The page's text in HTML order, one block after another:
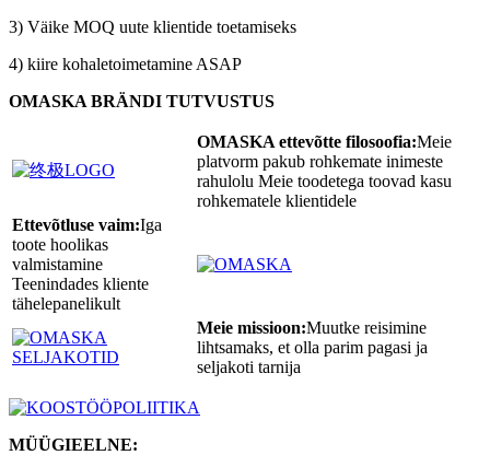
3) Väike MOQ uute klientide toetamiseks
4) kiire kohaletoimetamine ASAP
OMASKA BRÄNDI TUTVUSTUS
OMASKA ettevõtte filosoofia:Meie
platvorm pakub rohkemate inimeste
rahulolu Meie toodetega toovad kasu
rohkematele klientidele
Ettevõtluse vaim:Iga
toote hoolikas
valmistamine
Teenindades kliente
tähelepanelikult
Meie missioon:Muutke reisimine
lihtsamaks, et olla parim pagasi ja
seljakoti tarnija
MÜÜGIEELNE: